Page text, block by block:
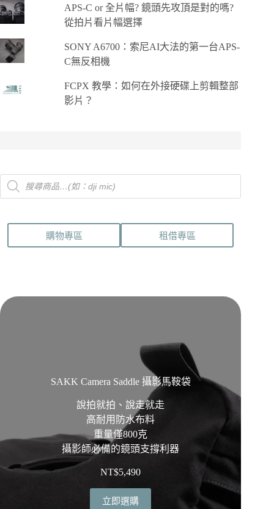
APS-C or 全片幅? 鏡頭先攻頂是對的嗎?
從拍片看片幅選擇
SONY A6700：索尼AI大法的第一台APS-
C無反相機
FCPX 教學：如何在外接硬碟上剪輯整部
影片？
Products
search
購物專區 租借專區
SAKK Camera Saddle 攝影馬鞍袋
說拍就拍、說走就走
高耐用防水布料
重量僅800克
攝影師必備的鏡頭支撐利器
NT$5,490
立即選購